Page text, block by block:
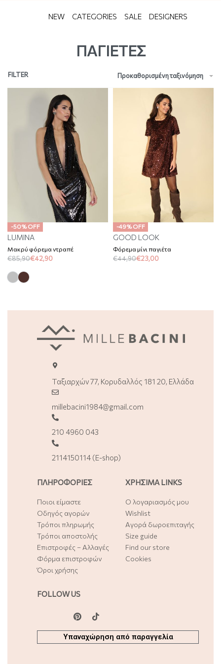
NEW CATEGORIES SALE DESIGNERS
ΠΑΓΙΕΤΕΣ
Προκαθορισμένη ταξινόμηση
FILTER
-50% OFF
LUMINA
Μακρύ φόρεμα ντραπέ
€85,90€42,90
-49% OFF
GOOD LOOK
Φόρεμα μίνι παγιέτα
€44,90€23,00
Ταξιαρχών 77, Κορυδαλλός 181 20, Ελλάδα
millebacini1984@gmail.com
210 4960 043
2114150114 (E-shop)
ΠΛΗΡΟΦΟΡΙΕΣ
Ποιοι είμαστε
Οδηγός αγορών
Τρόποι πληρωμής
Τρόποι αποστολής
Επιστροφές – Αλλαγές
Φόρμα επιστροφών
Όροι χρήσης
ΧΡΗΣΙΜΑ LINKS
Ο λογαριασμός μου
Wishlist
Αγορά δωροεπιταγής
Size guide
Find our store
Cookies
FOLLOW US
Υπαναχώρηση από παραγγελία